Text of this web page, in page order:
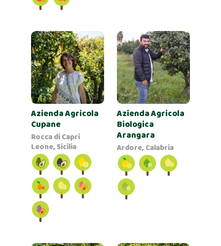
Azienda Agricola
Cupane
Rocca di Capri
Leone, Sicilia
Azienda Agricola
Biologica
Arangara
Ardore, Calabria